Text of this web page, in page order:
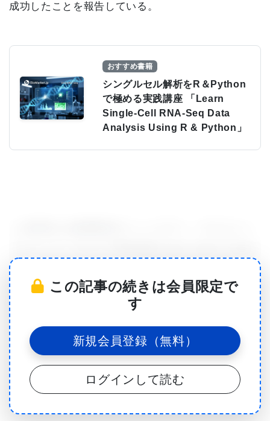
成功したことを報告している。
おすすめ書籍
シングルセル解析をR＆Python
で極める実践講座 「Learn
Single-Cell RNA-Seq Data
Analysis Using R & Python」
博士（写真）によると、このPERSEVEREと呼ばれ
るこの新しい検査法により、医師は敗血症を早期に
発見して層別化することができるという。
どの5つのタンパク質/遺伝子がアッセイの血液パネ
ルの5つのバイオマーカーを構成するかを知ることに
より、医師ははるかに早く、より正確に医療介入を
開始できる様になる。患者を低リスク、中リスク、
高リスクのグループに階層化できるだけでなく、バ
この記事の続きは会員限定で
す
新規会員登録（無料）
ログインして読む